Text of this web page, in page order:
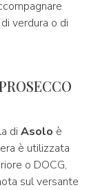
verdura o di
di Asolo è
è utilizzata
o DOCG,
sul versante